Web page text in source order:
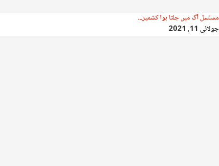
مسلسل آگ میں جلتا ہوا کشمیر...
جولائی 11, 2021